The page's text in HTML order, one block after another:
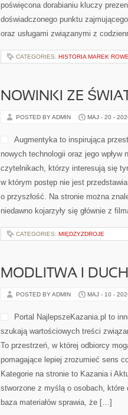
poświęcona dorabianiu kluczy
doświadczonego punktu
oraz usługami związanymi z
CATEGORIES: HISTORIA MAREK
NOWINKI ZE
POSTED BY ADMIN MAJ - 20 -
Augmentyka to inspirująca
nowych technologii oraz jego wpływ
czytelnikach, którzy interesują się
w którym postęp nie jest
o przyszłość. Na stronie można
niedawno kojarzyły się głównie z
CATEGORIES: MIĘDZYZDROJE
MODLITWA I
POSTED BY ADMIN MAJ - 10 -
Portal NajlepszeKazania.pl to
szukają wartościowych treści
To przestrzeń, w której odbiorcy
pomagające lepiej zrozumieć sens
Kategorie na stronie to Kazania i
stworzone z myślą o osobach, które
baza materiałów sprawia, że […]